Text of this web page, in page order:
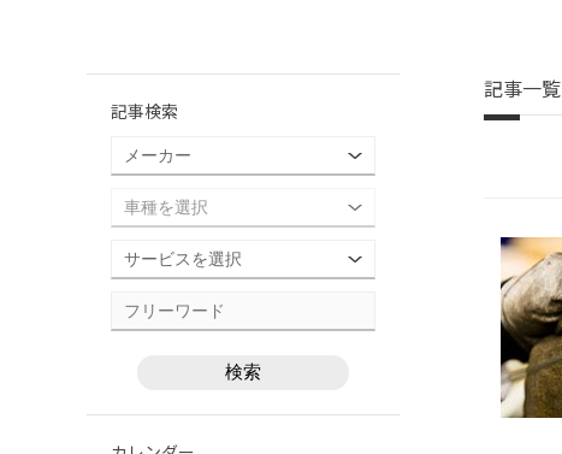
記事一覧
記事検索